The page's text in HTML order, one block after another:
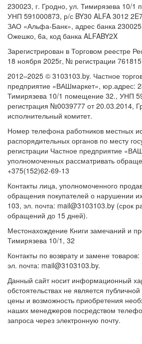
230023, г. Гродно, ул. Тимирязева 10/1
УНП 591000873, р/с BY30 ALFA 3012
ЗАО «Альфа-Банк», адрес банка
Ожешко, 6а, код банка ALFABY2X
Зарегистрирован в Торговом реестре
18 ноября 2025г, № регистрации 761815
2012–2025 © 3103103.by. Частное
предприятие «ВАШмаркет», юр.адрес:
Тимирязева 10/1 помещение 32., УНП
регистрация №0039777 от 20.03.2014,
исполнительный комитет.
Номер телефона работников местных
распорядительных органов по месту
регистрации Частное предприятие
уполномоченных рассматривать
+375(152)62-69-13
Контакты лица, уполномоченного
обращения покупателей о нарушении
103, эл. почта: mail@3103103.by (срок
обращений до 15 дней).
Местонахождение Книги замечаний и
Тимирязева 10/1, 32
Контакты по возврату и замене
эл. почта: mail@3103103.by.
Данный сайт носит информационный
обстоятельствах не является
цены и возможность приобретения
наших менеджеров посредством
запроса через электронную почту.